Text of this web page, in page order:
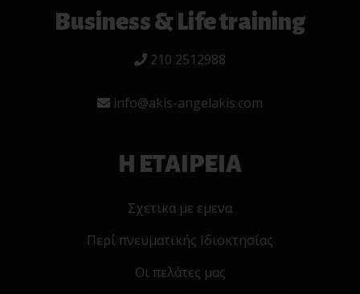
Business & Life training
210 2512988
info@akis-angelakis.com
Η ΕΤΑΙΡΕΙΑ
Σχετικα με εμενα
Περί πνευματικής Ιδιοκτησίας
Οι πελάτες μας